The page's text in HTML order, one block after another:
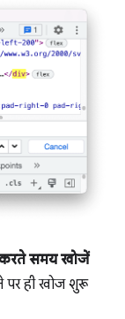
करते समय खोजें
पर ही खोज शुरू